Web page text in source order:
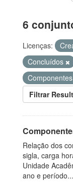
6
Licenças:
Concluídos
Componentes
Filtrar
Relação dos
sigla, carga
Unidade
ano e período...